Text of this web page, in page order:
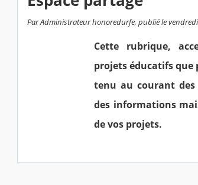
Par Administrateur honoredurfe, publié le
Cette rubrique,
projets éducatifs que
tenu au courant des
des informations
de vos projets.